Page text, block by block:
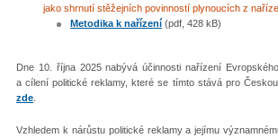
jako shrnutí stěžejních povinností plynoucích z
Metodika k nařízení (pdf, 428 kB)
Dne 10. října 2025 nabývá účinnosti nařízení
a cílení politické reklamy, které se tímto stává pro
zde
Vzhledem k nárůstu politické reklamy a jejímu